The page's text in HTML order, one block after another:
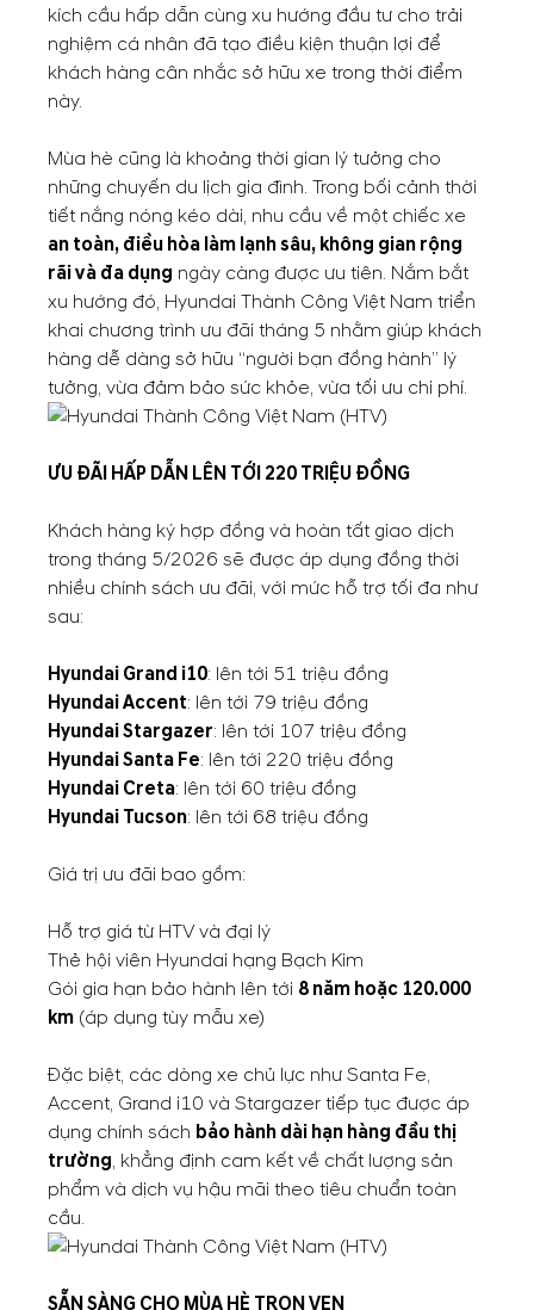
kích cầu hấp dẫn cùng xu hướng đầu tư cho trải
nghiệm cá nhân đã tạo điều kiện thuận lợi để
khách hàng cân nhắc sở hữu xe trong thời điểm
này.
Mùa hè cũng là khoảng thời gian lý tưởng cho
những chuyến du lịch gia đình. Trong bối cảnh thời
tiết nắng nóng kéo dài, nhu cầu về một chiếc xe
an toàn, điều hòa làm lạnh sâu, không gian rộng
rãi và đa dụng ngày càng được ưu tiên. Nắm bắt
xu hướng đó, Hyundai Thành Công Việt Nam triển
khai chương trình ưu đãi tháng 5 nhằm giúp khách
hàng dễ dàng sở hữu “người bạn đồng hành” lý
tưởng, vừa đảm bảo sức khỏe, vừa tối ưu chi phí.
ƯU ĐÃI HẤP DẪN LÊN TỚI 220 TRIỆU ĐỒNG
Khách hàng ký hợp đồng và hoàn tất giao dịch
trong tháng 5/2026 sẽ được áp dụng đồng thời
nhiều chính sách ưu đãi, với mức hỗ trợ tối đa như
sau:
Hyundai Grand i10: lên tới 51 triệu đồng
Hyundai Accent: lên tới 79 triệu đồng
Hyundai Stargazer: lên tới 107 triệu đồng
Hyundai Santa Fe: lên tới 220 triệu đồng
Hyundai Creta: lên tới 60 triệu đồng
Hyundai Tucson: lên tới 68 triệu đồng
Giá trị ưu đãi bao gồm:
Hỗ trợ giá từ HTV và đại lý
Thẻ hội viên Hyundai hạng Bạch Kim
Gói gia hạn bảo hành lên tới 8 năm hoặc 120.000
km (áp dụng tùy mẫu xe)
Đặc biệt, các dòng xe chủ lực như Santa Fe,
Accent, Grand i10 và Stargazer tiếp tục được áp
dụng chính sách bảo hành dài hạn hàng đầu thị
trường, khẳng định cam kết về chất lượng sản
phẩm và dịch vụ hậu mãi theo tiêu chuẩn toàn
cầu.
SẴN SÀNG CHO MÙA HÈ TRỌN VẸN